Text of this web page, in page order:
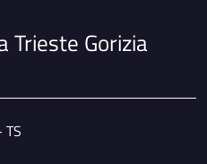
Trieste Gorizia